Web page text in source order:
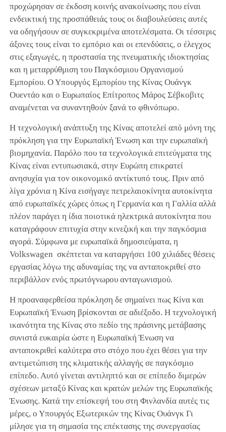
προχώρησαν σε έκδοση κοινής ανακοίνωσης που είναι
ενδεικτική της προσπάθειάς τους οι διαβουλεύσεις αυτές
να οδηγήσουν σε συγκεκριμένα αποτελέσματα. Οι τέσσερις
άξονες τους είναι το εμπόριο και οι επενδύσεις, ο έλεγχος
στις εξαγωγές, η προστασία της πνευματικής ιδιοκτησίας
και η μεταρρύθμιση του Παγκόσμιου Οργανισμού
Εμπορίου. Ο Υπουργός Εμπορίου της Κίνας Ουάνγκ
Ουεντάο και ο Ευρωπαίος Επίτροπος Μάρος Σέβκοβιτς
αναμένεται να συναντηθούν ξανά το φθινόπωρο.
Η τεχνολογική ανάπτυξη της Κίνας αποτελεί από μόνη της
πρόκληση για την Ευρωπαϊκή Ένωση και την ευρωπαϊκή
βιομηχανία. Παρόλο που τα τεχνολογικά επιτεύγματα της
Κίνας είναι εντυπωσιακά, στην Ευρώπη επικρατεί
ανησυχία για τον οικονομικό αντίκτυπό τους. Πριν από
λίγα χρόνια η Κίνα εισήγαγε πετρελαιοκίνητα αυτοκίνητα
από ευρωπαϊκές χώρες όπως η Γερμανία και η Γαλλία αλλά
πλέον παράγει η ίδια ποιοτικά ηλεκτρικά αυτοκίνητα που
καταγράφουν επιτυχία στην κινεζική και την παγκόσμια
αγορά. Σύμφωνα με ευρωπαϊκά δημοσιεύματα, η
Volkswagen σκέπτεται να καταργήσει 100 χιλιάδες θέσεις
εργασίας λόγω της αδυναμίας της να ανταποκριθεί στο
περιβάλλον ενός πρωτόγνωρου ανταγωνισμού.
Η προαναφερθείσα πρόκληση δε σημαίνει πως Κίνα και
Ευρωπαϊκή Ένωση βρίσκονται σε αδιέξοδο. Η τεχνολογική
ικανότητα της Κίνας στο πεδίο της πράσινης μετάβασης
συνιστά ευκαιρία ώστε η Ευρωπαϊκή Ένωση να
ανταποκριθεί καλύτερα στο στόχο που έχει θέσει για την
αντιμετώπιση της κλιματικής αλλαγής σε παγκόσμιο
επίπεδο. Αυτό γίνεται αντιληπτό και σε επίπεδο διμερών
σχέσεων μεταξύ Κίνας και κρατών μελών της Ευρωπαϊκής
Ένωσης. Κατά την επίσκεψή του στη Φινλανδία αυτές τις
μέρες, ο Υπουργός Εξωτερικών της Κίνας Ουάνγκ Γι
μίλησε για τη σημασία της επέκτασης της συνεργασίας